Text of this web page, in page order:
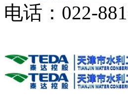
电话：022-